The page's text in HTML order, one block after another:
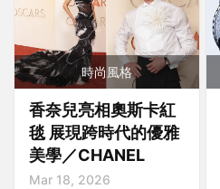
時尚風格
香奈兒亮相奧斯卡紅
毯 展現跨時代的優雅
美學／CHANEL
Mar 18, 2026